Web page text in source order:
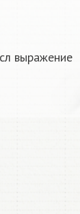
выражение